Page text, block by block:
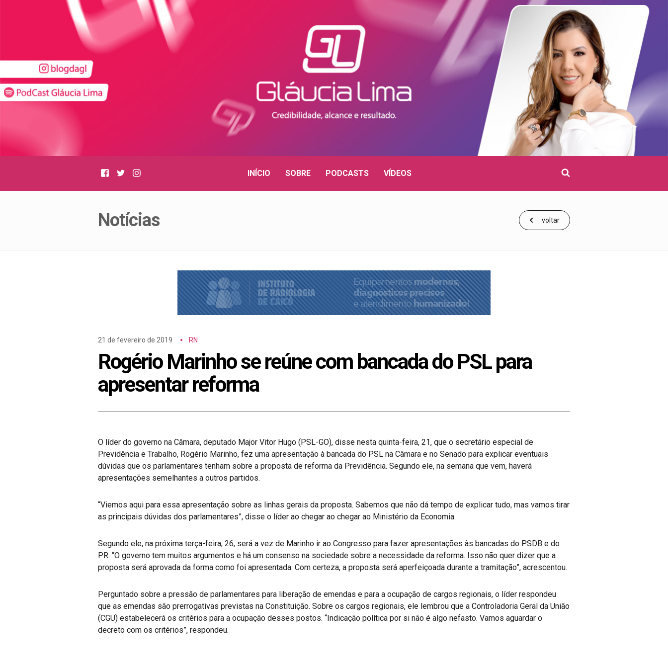
Facebook
Twitter
pesquisar
INÍCIO SOBRE PODCASTS VÍDEOS
Notícias voltar
21 de fevereiro de 2019 RN
Rogério Marinho se reúne com bancada do PSL para
apresentar reforma
O líder do governo na Câmara, deputado Major Vitor Hugo (PSL-GO), disse nesta quinta-feira, 21, que o secretário especial de
Previdência e Trabalho, Rogério Marinho, fez uma apresentação à bancada do PSL na Câmara e no Senado para explicar eventuais
dúvidas que os parlamentares tenham sobre a proposta de reforma da Previdência. Segundo ele, na semana que vem, haverá
apresentações semelhantes a outros partidos.
“Viemos aqui para essa apresentação sobre as linhas gerais da proposta. Sabemos que não dá tempo de explicar tudo, mas vamos tirar
as principais dúvidas dos parlamentares”, disse o líder ao chegar ao chegar ao Ministério da Economia.
Segundo ele, na próxima terça-feira, 26, será a vez de Marinho ir ao Congresso para fazer apresentações às bancadas do PSDB e do
PR. “O governo tem muitos argumentos e há um consenso na sociedade sobre a necessidade da reforma. Isso não quer dizer que a
proposta será aprovada da forma como foi apresentada. Com certeza, a proposta será aperfeiçoada durante a tramitação”, acrescentou.
Perguntado sobre a pressão de parlamentares para liberação de emendas e para a ocupação de cargos regionais, o líder respondeu
que as emendas são prerrogativas previstas na Constituição. Sobre os cargos regionais, ele lembrou que a Controladoria Geral da União
(CGU) estabelecerá os critérios para a ocupação desses postos. “Indicação política por si não é algo nefasto. Vamos aguardar o
decreto com os critérios”, respondeu.